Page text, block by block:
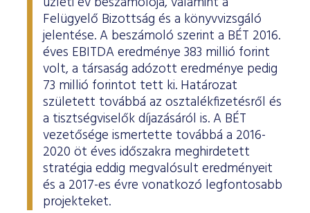
Felügyelő Bizottság és a könyvvizsgáló
jelentése. A beszámoló szerint a BÉT 2016.
éves EBITDA eredménye 383 millió forint
volt, a társaság adózott eredménye pedig
73 millió forintot tett ki. Határozat
született továbbá az osztalékfizetésről és
a tisztségviselők díjazásáról is. A BÉT
vezetősége ismertette továbbá a 2016-
2020 öt éves időszakra meghirdetett
stratégia eddig megvalósult eredményeit
és a 2017-es évre vonatkozó legfontosabb
projekteket.